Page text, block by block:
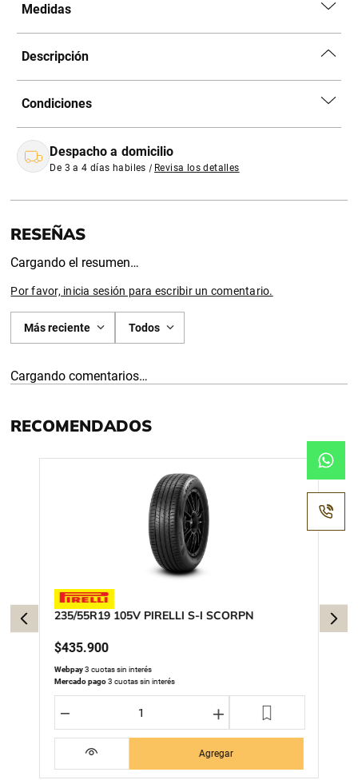
Medidas
Descripción
Condiciones
Despacho a domicilio
De 3 a 4 días habiles | Revisa los detalles
Cargando el resumen…
Por favor, inicia sesión para escribir un comentario.
Más reciente Todos
Cargando comentarios…
RECOMENDADOS
235/55R19 105V PIRELLI S-I SCORPN
$435.900
Webpay3 cuotas sin interés
Mercado pago3 cuotas sin interés
＋
－
Agregar